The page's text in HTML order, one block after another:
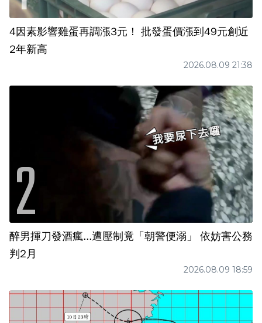
4因素影響雞蛋再調漲3元！ 批發蛋價漲到49元創近
2年新高
2026.08.09 21:38
醉男揮刀發酒瘋...遭壓制竟「朝警便溺」 依妨害公務
判2月
2026.08.09 18:59